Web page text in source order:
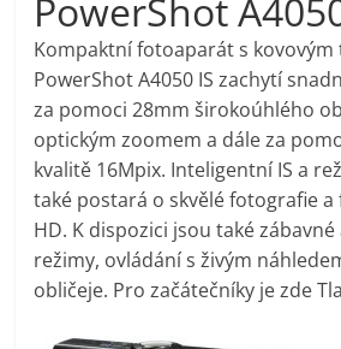
pračky,
televize,
notebooky,
mobilní
telefony,
PowerShot
Kompaktní fotoaparát s kovovým
PowerShot A4050 IS zachytí
za pomoci 28mm širokoúhlého
optickým zoomem a dále za
kvalitě 16Mpix. Inteligentní IS a
také postará o skvělé fotografie
HD. K dispozici jsou také
režimy, ovládání s živým
obličeje. Pro začátečníky je zde